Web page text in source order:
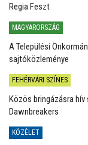
Regia Feszt
MAGYARORSZÁG
A Települési
sajtóközleménye
FEHÉRVÁRI SZÍNES
Közös bringázásra
Dawnbreakers
KÖZÉLET